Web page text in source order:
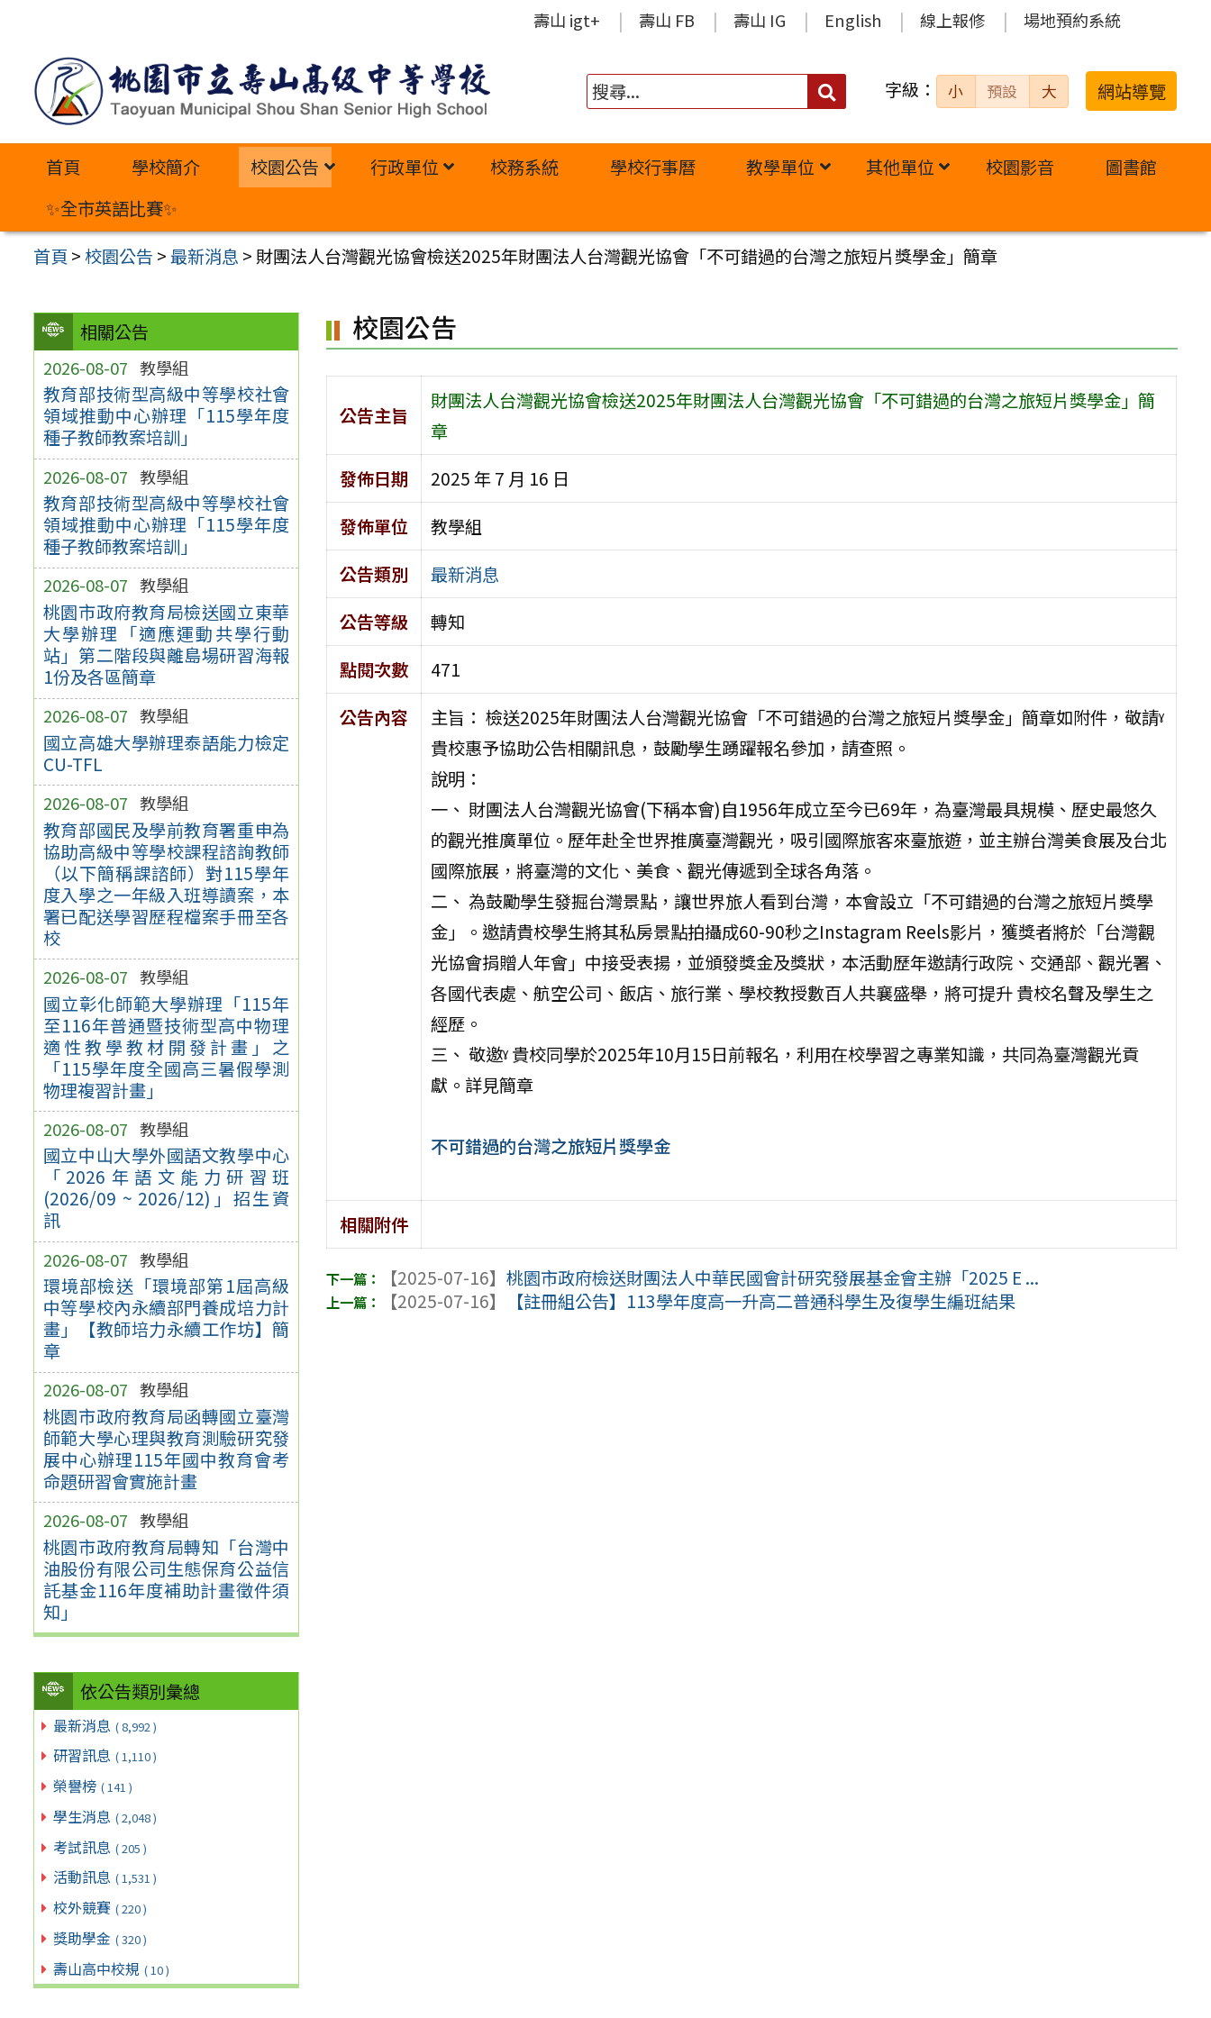
內
壽山 igt+ 壽山 FB 壽山 IG English 線上報修 場地預約系統
搜
字級： 小 預設 大 網站導覽
首頁 學校簡介 校園公告 行政單位 校務系統 學校行事曆 教學單位 其他單位 校園影音
圖書館
✨全市英語比賽✨
首頁 >校園公告 >最新消息 > 財團法人台灣觀光協會檢送2025年財團法人台灣觀光協會「不可錯過的台灣之旅短片獎學金」簡章
相關公告
2026-08-07 教學組
教育部技術型高級中等學校社會
領域推動中心辦理「115學年度
種子教師教案培訓」
2026-08-07 教學組
教育部技術型高級中等學校社會
領域推動中心辦理「115學年度
種子教師教案培訓」
2026-08-07 教學組
桃園市政府教育局檢送國立東華
大學辦理「適應運動共學行動
站」第二階段與離島場研習海報
1份及各區簡章
2026-08-07 教學組
國立高雄大學辦理泰語能力檢定
CU-TFL
2026-08-07 教學組
教育部國民及學前教育署重申為
協助高級中等學校課程諮詢教師
（以下簡稱課諮師）對115學年
度入學之一年級入班導讀案，本
署已配送學習歷程檔案手冊至各
校
2026-08-07 教學組
國立彰化師範大學辦理「115年
至116年普通暨技術型高中物理
適性教學教材開發計畫」之
「115學年度全國高三暑假學測
物理複習計畫」
2026-08-07 教學組
國立中山大學外國語文教學中心
「2026年語文能力研習班
(2026/09 ~ 2026/12)」招生資
訊
2026-08-07 教學組
環境部檢送「環境部第1屆高級
中等學校內永續部門養成培力計
畫」【教師培力永續工作坊】簡
章
2026-08-07 教學組
桃園市政府教育局函轉國立臺灣
師範大學心理與教育測驗研究發
展中心辦理115年國中教育會考
命題研習會實施計畫
2026-08-07 教學組
桃園市政府教育局轉知「台灣中
油股份有限公司生態保育公益信
託基金116年度補助計畫徵件須
知」
依公告類別彙總
最新消息 ( 8,992 )
研習訊息 ( 1,110 )
榮譽榜 ( 141 )
學生消息 ( 2,048 )
考試訊息 ( 205 )
活動訊息 ( 1,531 )
校外競賽 ( 220 )
獎助學金 ( 320 )
壽山高中校規 ( 10 )
校園公告
公告主旨
財團法人台灣觀光協會檢送2025年財團法人台灣觀光協會「不可錯過的台灣之旅短片獎學金」簡
章
發佈日期
2025 年 7 月 16 日
發佈單位
教學組
公告類別
最新消息
公告等級
轉知
點閱次數
471
公告內容
主旨： 檢送2025年財團法人台灣觀光協會「不可錯過的台灣之旅短片獎學金」簡章如附件，敬請ˠ
貴校惠予協助公告相關訊息，鼓勵學生踴躍報名參加，請查照。
說明：
一、 財團法人台灣觀光協會(下稱本會)自1956年成立至今已69年，為臺灣最具規模、歷史最悠久
的觀光推廣單位。歷年赴全世界推廣臺灣觀光，吸引國際旅客來臺旅遊，並主辦台灣美食展及台北
國際旅展，將臺灣的文化、美食、觀光傳遞到全球各角落。
二、 為鼓勵學生發掘台灣景點，讓世界旅人看到台灣，本會設立「不可錯過的台灣之旅短片獎學
金」。邀請貴校學生將其私房景點拍攝成60-90秒之Instagram Reels影片，獲獎者將於「台灣觀
光協會捐贈人年會」中接受表揚，並頒發獎金及獎狀，本活動歷年邀請行政院、交通部、觀光署、
各國代表處、航空公司、飯店、旅行業、學校教授數百人共襄盛舉，將可提升 貴校名聲及學生之
經歷。
三、 敬邀ˠ 貴校同學於2025年10月15日前報名，利用在校學習之專業知識，共同為臺灣觀光貢
獻。詳見簡章
不可錯過的台灣之旅短片獎學金
相關附件
【2025-07-16】桃園市政府檢送財團法人中華民國會計研究發展基金會主辦「2025 E ...
【2025-07-16】
【註冊組公告】113學年度高一升高二普通科學生及復學生編班結果